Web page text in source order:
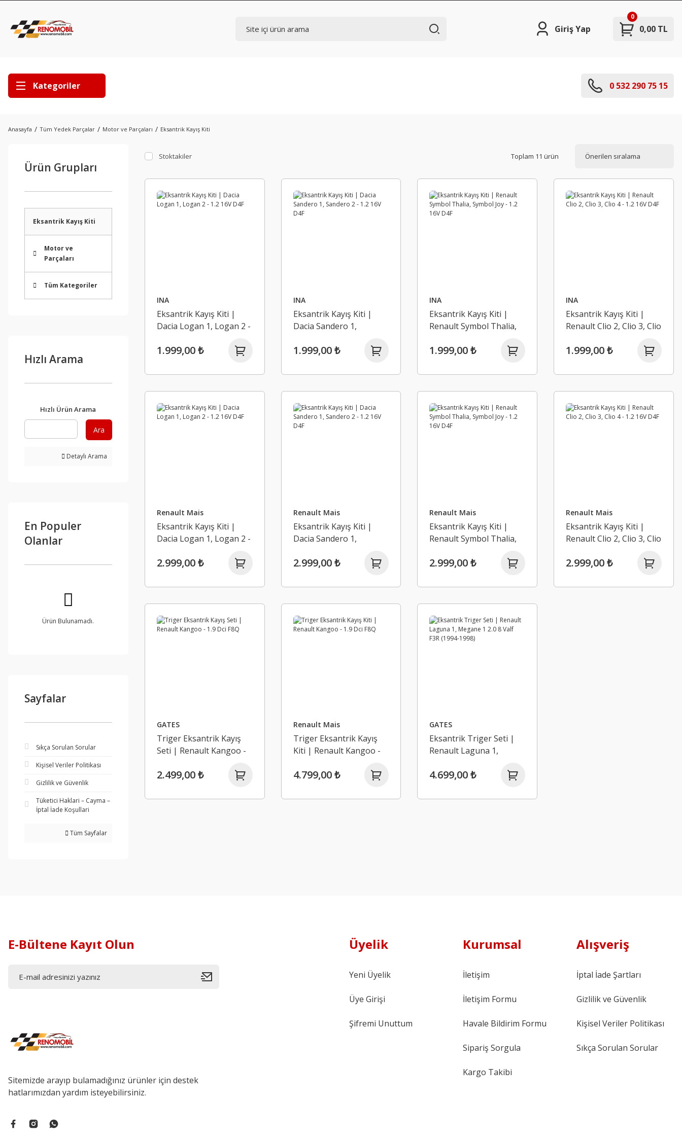
Giriş Yap 0,00 TL
0
Kategoriler 0 532 290 75 15
Anasayfa Tüm Yedek Parçalar Motor ve Parçaları Eksantrik Kayış Kiti
Ürün Grupları
Eksantrik Kayış Kiti
Motor ve
Parçaları
Tüm Kategoriler
Hızlı Arama
Hızlı Ürün Arama
Ara
Detaylı Arama
En Populer
Olanlar
Ürün Bulunamadı.
Sayfalar
Sıkça Sorulan Sorular
Kişisel Veriler Politikası
Gizlilik ve Güvenlik
Tüketici Haklari – Cayma –
İptal İade Koşullari
Tüm Sayfalar
Stoktakiler Toplam 11 ürün
INA
Eksantrik Kayış Kiti |
Dacia Logan 1, Logan 2 -
1.999,00 ₺
INA
Eksantrik Kayış Kiti |
Dacia Sandero 1,
1.999,00 ₺
INA
Eksantrik Kayış Kiti |
Renault Symbol Thalia,
1.999,00 ₺
INA
Eksantrik Kayış Kiti |
Renault Clio 2, Clio 3, Clio
1.999,00 ₺
Renault Mais
Eksantrik Kayış Kiti |
Dacia Logan 1, Logan 2 -
2.999,00 ₺
Renault Mais
Eksantrik Kayış Kiti |
Dacia Sandero 1,
2.999,00 ₺
Renault Mais
Eksantrik Kayış Kiti |
Renault Symbol Thalia,
2.999,00 ₺
Renault Mais
Eksantrik Kayış Kiti |
Renault Clio 2, Clio 3, Clio
2.999,00 ₺
GATES
Triger Eksantrik Kayış
Seti | Renault Kangoo -
2.499,00 ₺
Renault Mais
Triger Eksantrik Kayış
Kiti | Renault Kangoo -
4.799,00 ₺
GATES
Eksantrik Triger Seti |
Renault Laguna 1,
(1994-1998)
4.699,00 ₺
E-Bültene Kayıt Olun
Sitemizde arayıp bulamadığınız ürünler için destek
hatlarımızdan yardım isteyebilirsiniz.
Üyelik
Yeni Üyelik
Üye Girişi
Şifremi Unuttum
Kurumsal
İletişim
İletişim Formu
Havale Bildirim Formu
Sipariş Sorgula
Kargo Takibi
Alışveriş
İptal İade Şartları
Gizlilik ve Güvenlik
Kişisel Veriler Politikası
Sıkça Sorulan Sorular